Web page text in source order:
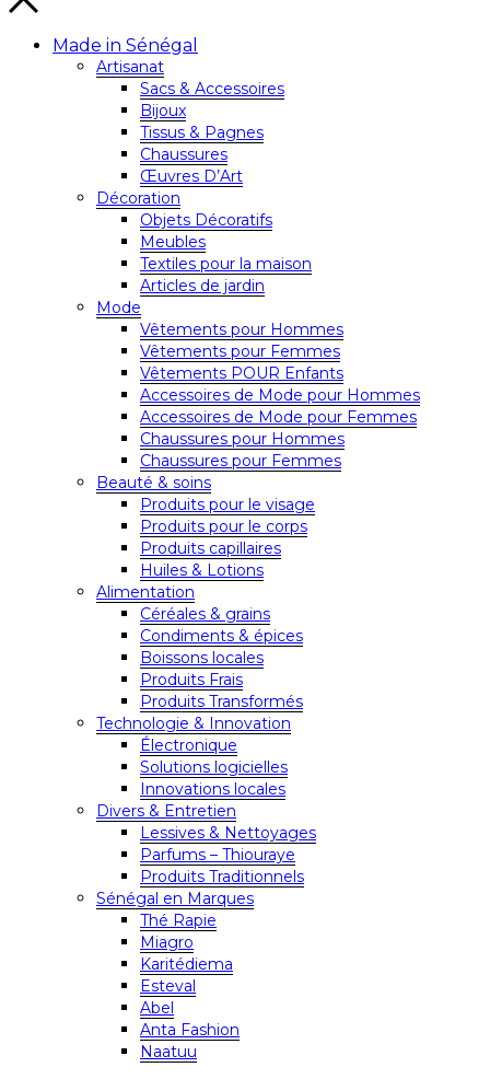
Made in Sénégal
Artisanat
Sacs & Accessoires
Bijoux
Tissus & Pagnes
Chaussures
Œuvres D’Art
Décoration
Objets Décoratifs
Meubles
Textiles pour la maison
Articles de jardin
Mode
Vêtements pour Hommes
Vêtements pour Femmes
Vêtements POUR Enfants
Accessoires de Mode pour Hommes
Accessoires de Mode pour Femmes
Chaussures pour Hommes
Chaussures pour Femmes
Beauté & soins
Produits pour le visage
Produits pour le corps
Produits capillaires
Huiles & Lotions
Alimentation
Céréales & grains
Condiments & épices
Boissons locales
Produits Frais
Produits Transformés
Technologie & Innovation
Électronique
Solutions logicielles
Innovations locales
Divers & Entretien
Lessives & Nettoyages
Parfums – Thiouraye
Produits Traditionnels
Sénégal en Marques
Thé Rapie
Miagro
Karitédiema
Esteval
Abel
Anta Fashion
Naatuu